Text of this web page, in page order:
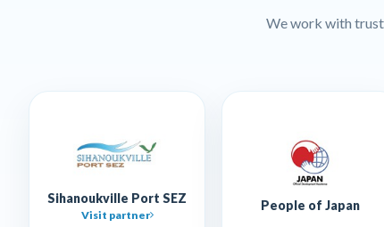
We work with
Sihanoukville Port SEZ
Visit partner
People of Japan